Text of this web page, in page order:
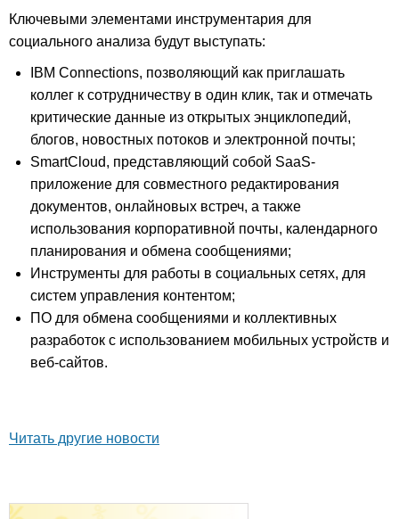
Ключевыми элементами инструментария для
социального анализа будут выступать:
IBM Connections, позволяющий как приглашать
коллег к сотрудничеству в один клик, так и отмечать
критические данные из открытых энциклопедий,
блогов, новостных потоков и электронной почты;
SmartCloud, представляющий собой SaaS-
приложение для совместного редактирования
документов, онлайновых встреч, а также
использования корпоративной почты, календарного
планирования и обмена сообщениями;
Инструменты для работы в социальных сетях, для
систем управления контентом;
ПО для обмена сообщениями и коллективных
разработок с использованием мобильных устройств и
веб-сайтов.
Читать другие новости